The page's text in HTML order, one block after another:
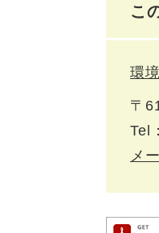
こ
環
〒
Tel
メ